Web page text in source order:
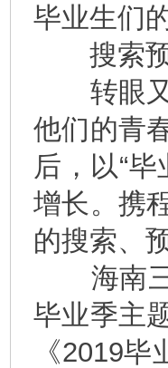
毕业生们
搜索预
转眼又
他们的青
后，以“
增长。携
的搜索、
海南三
毕业季主
《2019